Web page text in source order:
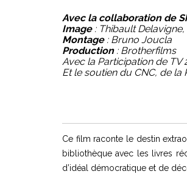
Avec la collaboration de
Image: Thibault
Montage: Bruno Joucla
Production: Brotherfilms
Avec la Participation de TV
Et le soutien du CNC, de
Ce film raconte le destin
bibliothèque avec les livres
d’idéal démocratique et de